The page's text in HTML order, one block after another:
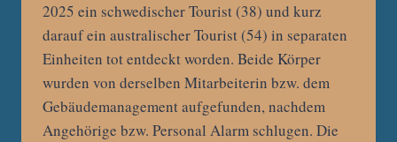
2025 ein schwedischer Tourist (38) und kurz
darauf ein australischer Tourist (54) in separaten
Einheiten tot entdeckt worden. Beide Körper
wurden von derselben Mitarbeiterin bzw. dem
Gebäudemanagement aufgefunden, nachdem
Angehörige bzw. Personal Alarm schlugen. Die